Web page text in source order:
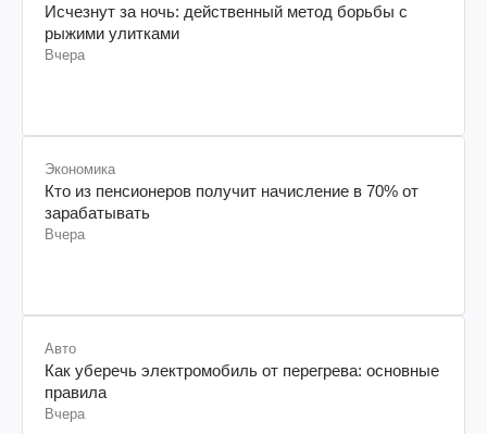
Исчезнут за ночь: действенный метод борьбы с
рыжими улитками
Вчера
Экономика
Кто из пенсионеров получит начисление в 70% от
зарабатывать
Вчера
Авто
Как уберечь электромобиль от перегрева: основные
правила
Вчера